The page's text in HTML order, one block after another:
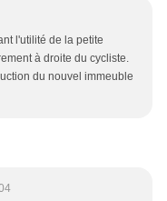
l'utilité de la petite
à droite du cycliste.
du nouvel immeuble